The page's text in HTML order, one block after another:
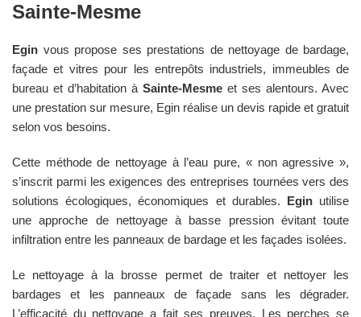
Sainte-Mesme
Egin vous propose ses prestations de nettoyage de bardage,
façade et vitres pour les entrepôts industriels, immeubles de
bureau et d’habitation à Sainte-Mesme et ses alentours. Avec
une prestation sur mesure, Egin réalise un devis rapide et gratuit
selon vos besoins.
Cette méthode de nettoyage à l’eau pure, « non agressive »,
s’inscrit parmi les exigences des entreprises tournées vers des
solutions écologiques, économiques et durables. Eginutilise
une approche de nettoyage à basse pression évitant toute
infiltration entre les panneaux de bardage et les façades isolées.
Le nettoyage à la brosse permet de traiter et nettoyer les
bardages et les panneaux de façade sans les dégrader.
L’efficacité du nettoyage a fait ses preuves. Les perches se